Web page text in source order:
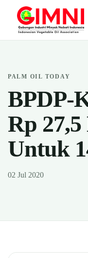
PALM OIL TODAY
BPDP-
Rp
Untuk
02 Jul 2020